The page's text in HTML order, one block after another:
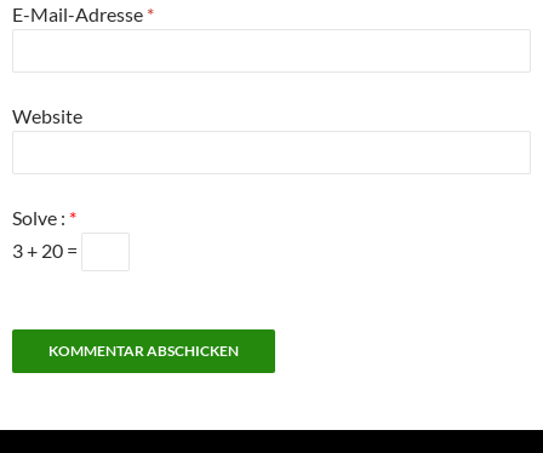
E-Mail-Adresse *
Website
Solve : *
3 + 20 =